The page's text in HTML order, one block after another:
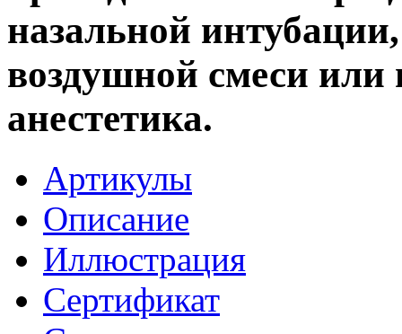
назальной
воздушной смеси или
анестетика.
Артикулы
Описание
Иллюстрация
Cертификат